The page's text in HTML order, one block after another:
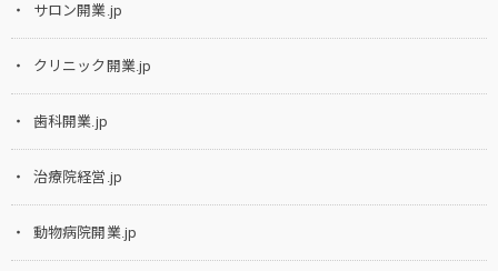
サロン開業.jp
クリニック開業.jp
歯科開業.jp
治療院経営.jp
動物病院開業.jp